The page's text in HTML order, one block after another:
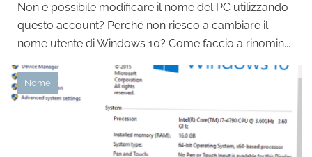
Non è possibile modificare il nome del PC utilizzando
questo account? Perché non riesco a cambiare il
nome utente di Windows 10? Come faccio a rinomin...
Nome